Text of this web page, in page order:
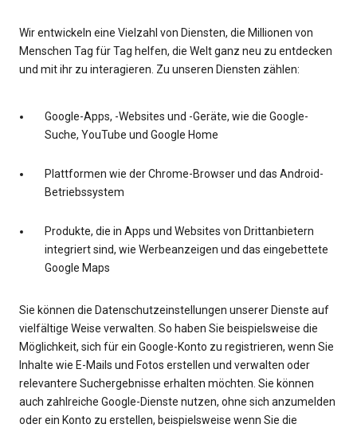
Wir entwickeln eine Vielzahl von Diensten, die Millionen von
Menschen Tag für Tag helfen, die Welt ganz neu zu entdecken
und mit ihr zu interagieren. Zu unseren Diensten zählen:
Google-Apps, -Websites und -Geräte, wie die Google-
Suche, YouTube und Google Home
Plattformen wie der Chrome-Browser und das Android-
Betriebssystem
Produkte, die in Apps und Websites von Drittanbietern
integriert sind, wie Werbeanzeigen und das eingebettete
Google Maps
Sie können die Datenschutzeinstellungen unserer Dienste auf
vielfältige Weise verwalten. So haben Sie beispielsweise die
Möglichkeit, sich für ein Google-Konto zu registrieren, wenn Sie
Inhalte wie E-Mails und Fotos erstellen und verwalten oder
relevantere Suchergebnisse erhalten möchten. Sie können
auch zahlreiche Google-Dienste nutzen, ohne sich anzumelden
oder ein Konto zu erstellen, beispielsweise wenn Sie die